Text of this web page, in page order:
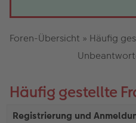
Foren-Übersicht » Häufig
Häufig gestellte
Registrierung und